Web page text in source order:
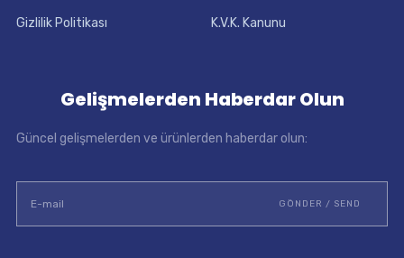
Gizlilik Politikası K.V.K. Kanunu
Gelişmelerden Haberdar Olun
Güncel gelişmelerden ve ürünlerden haberdar olun: